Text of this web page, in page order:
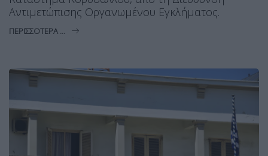
Αντιμετώπισης Οργανωμένου Εγκλήματος.
ΠΕΡΙΣΣΌΤΕΡΑ ...